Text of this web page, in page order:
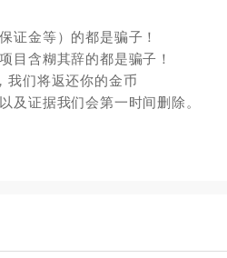
证金等）的都是骗子！
目含糊其辞的都是骗子！
我们将返还你的金币
证据我们会第一时间删除。